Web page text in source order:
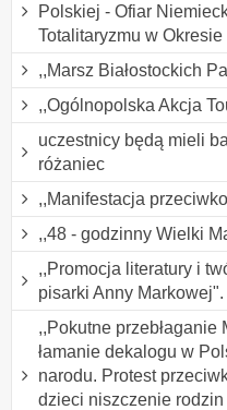
Polskiej - Ofiar
Totalitaryzmu w
,,Marsz Białostockich
,,Ogólnopolska Akcja
uczestnicy będą mieli
różaniec
,,Manifestacja
,,48 - godzinny Wielki
,,Promocja literatury i
pisarki Anny Markowej".
,,Pokutne
łamanie dekalogu w
narodu. Protest
dzieci niszczenie